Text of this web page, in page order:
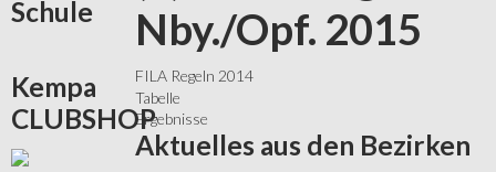
Nby./Opf. 2015
FILA Regeln 2014
Tabelle
Ergebnisse
Aktuelles aus den Bezirken
Schule
Kempa
CLUBSHOP